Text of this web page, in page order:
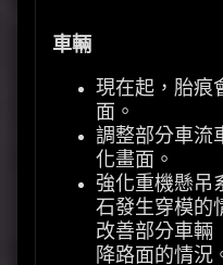
車輛
現在起，胎痕
面。
調整部分車流
化畫面。
強化重機懸吊
石發生穿模的
改善部分車輛
降路面的情況